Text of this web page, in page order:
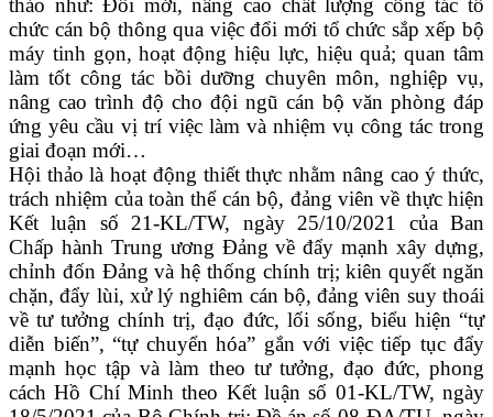
thảo như: Đổi mới, nâng cao chất lượng công tác tổ
chức cán bộ thông qua việc đổi mới tổ chức sắp xếp bộ
máy tinh gọn, hoạt động hiệu lực, hiệu quả; quan tâm
làm tốt công tác bồi dưỡng chuyên môn, nghiệp vụ,
nâng cao trình độ cho đội ngũ cán bộ văn phòng đáp
ứng yêu cầu vị trí việc làm và nhiệm vụ công tác trong
giai đoạn mới…
Hội thảo là hoạt động thiết thực nhằm nâng cao ý thức,
trách nhiệm của toàn thể cán bộ, đảng viên về thực hiện
Kết luận số 21-KL/TW, ngày 25/10/2021 của Ban
Chấp hành Trung ương Đảng về đẩy mạnh xây dựng,
chỉnh đốn Đảng và hệ thống chính trị; kiên quyết ngăn
chặn, đẩy lùi, xử lý nghiêm cán bộ, đảng viên suy thoái
về tư tưởng chính trị, đạo đức, lối sống, biểu hiện “tự
diễn biến”, “tự chuyển hóa” gắn với việc tiếp tục đẩy
mạnh học tập và làm theo tư tưởng, đạo đức, phong
cách Hồ Chí Minh theo Kết luận số 01-KL/TW, ngày